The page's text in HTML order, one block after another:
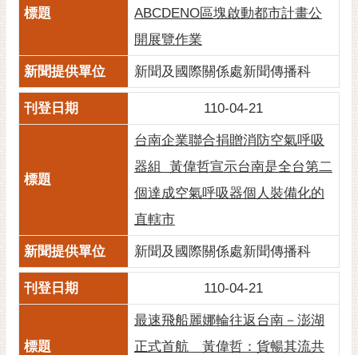
泉
花
祭
RSS
訂
閱
電
報
ABCDENO區塊啟動都市計畫公
開展覽作業
新聞及國際關係處新聞傳播科
110-04-21
台南企業聯合捐贈消防空氣呼吸
器組 黃偉哲宣示台南是全台第二
個達成空氣呼吸器個人裝備化的
直轄市
新聞及國際關係處新聞傳播科
110-04-21
最速飛船麗娜輪往返台南－澎湖
正式首航 黃偉哲：貨暢其流共